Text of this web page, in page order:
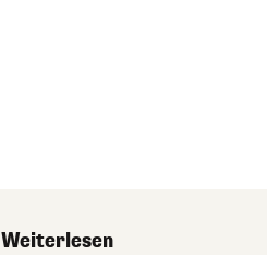
Weiterlesen